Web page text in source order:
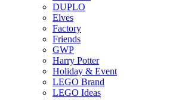
DUPLO
Elves
Factory
Friends
GWP
Harry Potter
Holiday & Event
LEGO Brand
LEGO Ideas